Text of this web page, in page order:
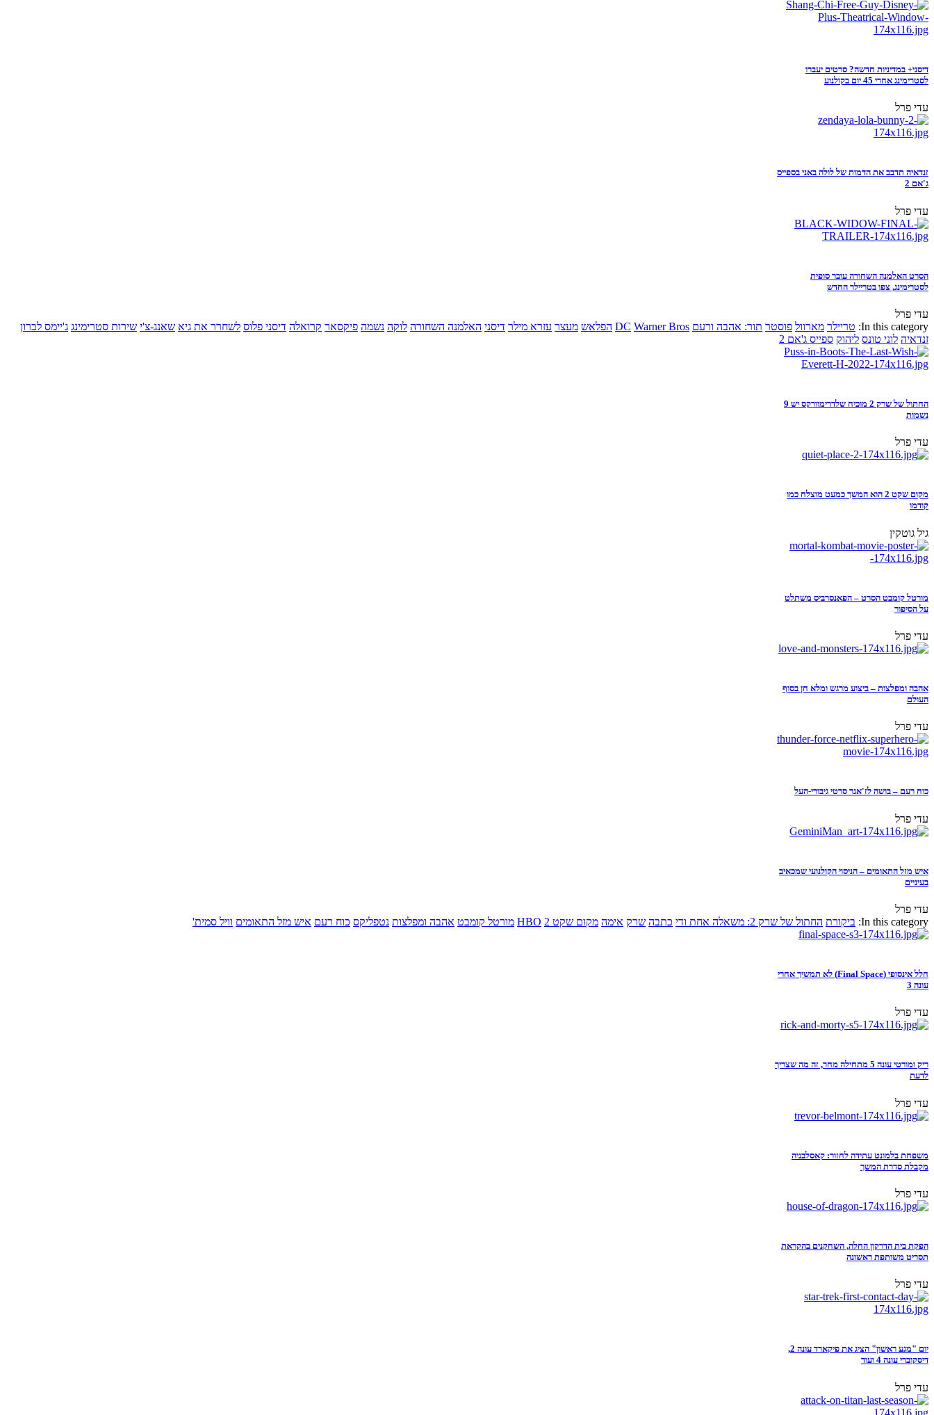
דיסני+ במדיניות חדשה? סרטים יעברו
לסטרימינג אחרי 45 יום בקולנוע
עדי פרל
זנדאיה תדבב את הדמות של לולה באני בספייס
ג'אם 2
עדי פרל
הסרט האלמנה השחורה עובר סופית
לסטרימינג, צפו בטריילר החדש
עדי פרל
In this category: טריילר מארוול פוסטר תור: אהבה ורעם DC Warner Bros הפלאש מעצר עזרא מילר דיסני האלמנה השחורה לוקה נשמה פיקסאר קרואלה דיסני פלוס לשחרר את גיא שאנג-צ'י שירות סטרימינג ג'יימס לברון
זנדאיה לוני טונס ליהוק ספייס ג'אם 2
החתול של שרק 2 מוכיח שלדרימוורקס יש 9
נשמות
עדי פרל
מקום שקט 2 הוא המשך כמעט מוצלח כמו
קודמו
גיל גוטקין
מורטל קומבט הסרט – הפאנסרביס משתלט
על הסיפור
עדי פרל
אהבה ומפלצות – ביצוע מרגש ומלא חן בסוף
העולם
עדי פרל
כוח רעם – בושה לז'אנר סרטי גיבורי-העל
עדי פרל
איש מזל התאומים – הניסוי הקולנועי שמכאיב
בעיניים
עדי פרל
In this category: ביקורת החתול של שרק 2: משאלה אחת ודי כתבה שרק אימה מקום שקט 2 HBO מורטל קומבט אהבה ומפלצות נטפליקס כוח רעם איש מזל התאומים וויל סמית'
חלל אינסופי (Final Space) לא תמשיך אחרי
עונה 3
עדי פרל
ריק ומורטי עונה 5 מתחילה מחר, זה מה שצריך
לדעת
עדי פרל
משפחת בלמונט עתידה לחזור: קאסלבניה
מקבלת סדרת המשך
עדי פרל
הפקת בית הדרקון החלה, השחקנים בהקראת
תסריט משותפת ראשונה
עדי פרל
יום "מגע ראשון" הציג את פיקארד עונה 2,
דיסקוברי עונה 4 ועוד
עדי פרל